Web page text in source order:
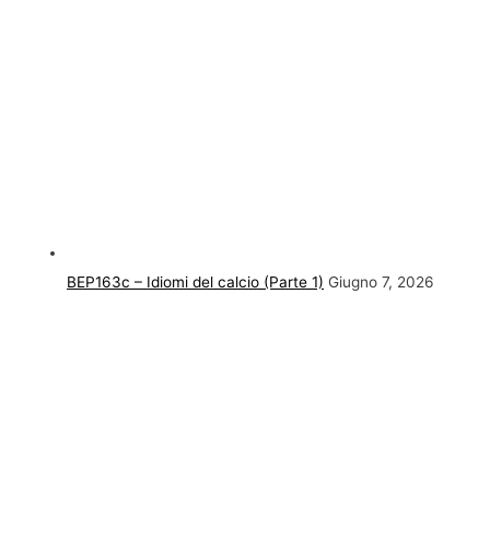
BEP163c – Idiomi del calcio (Parte 1) Giugno 7, 2026